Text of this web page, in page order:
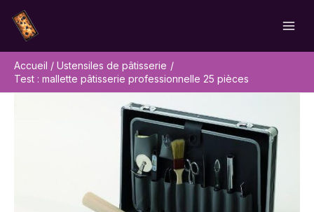
contenu
Accueil
Ustensiles de pâtisserie
Test : mallette pâtisserie professionnelle 25 pièces
Rechercher